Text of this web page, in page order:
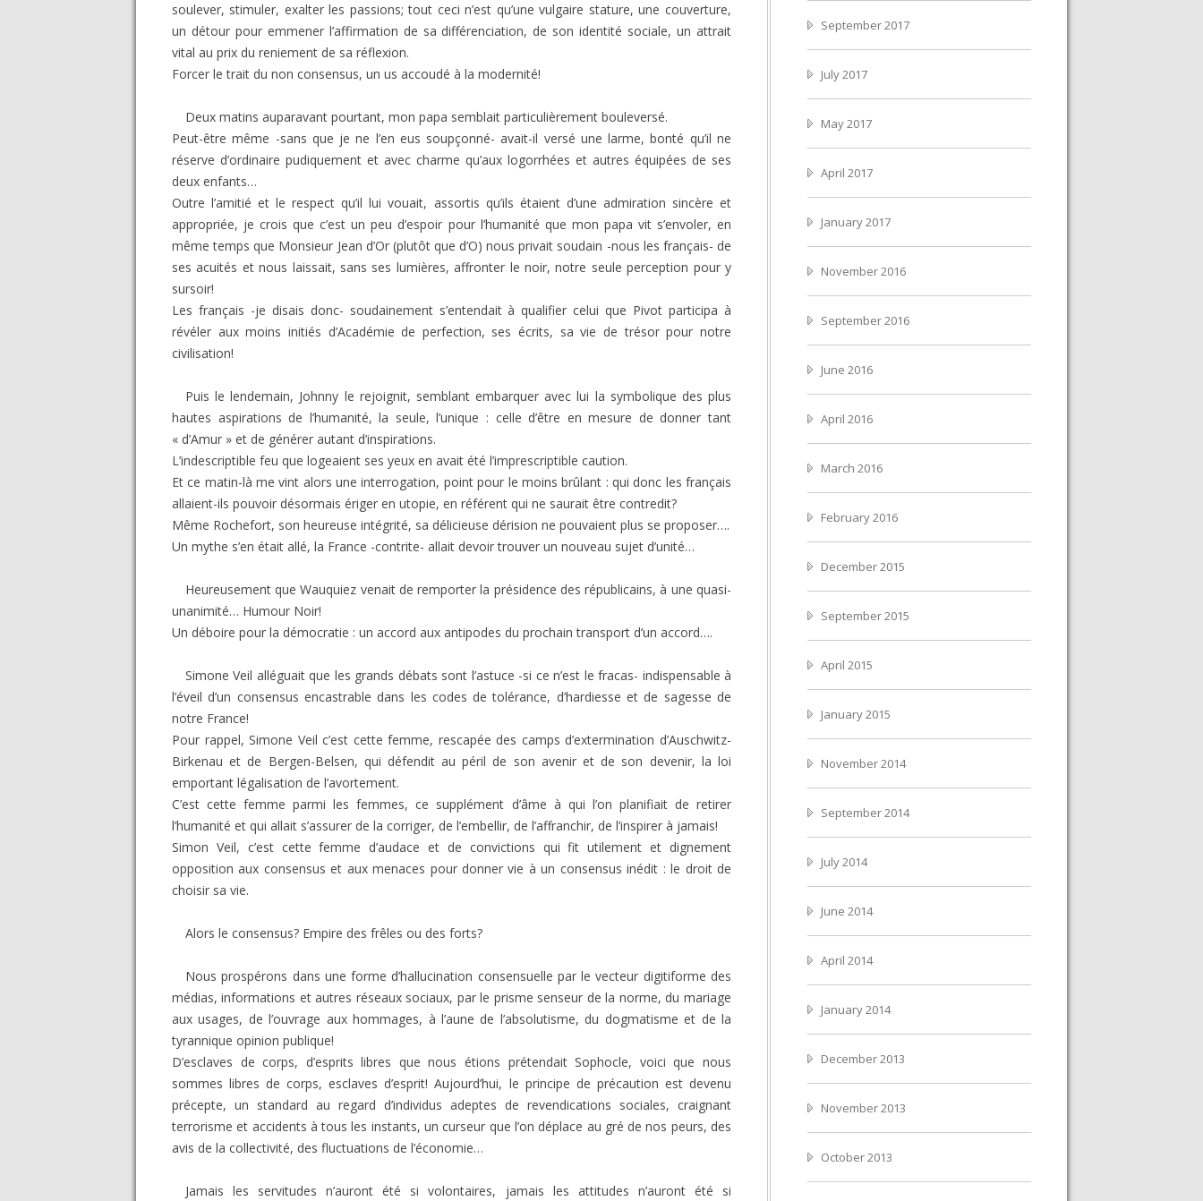
soulever, stimuler, exalter les passions; tout ceci n’est qu’une vulgaire stature, une couverture,
un détour pour emmener l’affirmation de sa différenciation, de son identité sociale, un attrait
vital au prix du reniement de sa réflexion.
Forcer le trait du non consensus, un us accoudé à la modernité!
Deux matins auparavant pourtant, mon papa semblait particulièrement bouleversé.
Peut-être même -sans que je ne l’en eus soupçonné- avait-il versé une larme, bonté qu’il ne
réserve d’ordinaire pudiquement et avec charme qu’aux logorrhées et autres équipées de ses
deux enfants…
Outre l’amitié et le respect qu’il lui vouait, assortis qu’ils étaient d’une admiration sincère et
appropriée, je crois que c’est un peu d’espoir pour l’humanité que mon papa vit s’envoler, en
même temps que Monsieur Jean d’Or (plutôt que d’O) nous privait soudain -nous les français- de
ses acuités et nous laissait, sans ses lumières, affronter le noir, notre seule perception pour y
sursoir!
Les français -je disais donc- soudainement s’entendait à qualifier celui que Pivot participa à
révéler aux moins initiés d’Académie de perfection, ses écrits, sa vie de trésor pour notre
civilisation!
Puis le lendemain, Johnny le rejoignit, semblant embarquer avec lui la symbolique des plus
hautes aspirations de l’humanité, la seule, l’unique : celle d’être en mesure de donner tant
« d’Amur » et de générer autant d’inspirations.
L’indescriptible feu que logeaient ses yeux en avait été l’imprescriptible caution.
Et ce matin-là me vint alors une interrogation, point pour le moins brûlant : qui donc les français
allaient-ils pouvoir désormais ériger en utopie, en référent qui ne saurait être contredit?
Même Rochefort, son heureuse intégrité, sa délicieuse dérision ne pouvaient plus se proposer….
Un mythe s’en était allé, la France -contrite- allait devoir trouver un nouveau sujet d’unité…
Heureusement que Wauquiez venait de remporter la présidence des républicains, à une quasi-
unanimité… Humour Noir!
Un déboire pour la démocratie : un accord aux antipodes du prochain transport d’un accord….
Simone Veil alléguait que les grands débats sont l’astuce -si ce n’est le fracas- indispensable à
l’éveil d’un consensus encastrable dans les codes de tolérance, d’hardiesse et de sagesse de
notre France!
Pour rappel, Simone Veil c’est cette femme, rescapée des camps d’extermination d’Auschwitz-
Birkenau et de Bergen-Belsen, qui défendit au péril de son avenir et de son devenir, la loi
emportant légalisation de l’avortement.
C’est cette femme parmi les femmes, ce supplément d’âme à qui l’on planifiait de retirer
l’humanité et qui allait s’assurer de la corriger, de l’embellir, de l’affranchir, de l’inspirer à jamais!
Simon Veil, c’est cette femme d’audace et de convictions qui fit utilement et dignement
opposition aux consensus et aux menaces pour donner vie à un consensus inédit : le droit de
choisir sa vie.
Alors le consensus? Empire des frêles ou des forts?
Nous prospérons dans une forme d’hallucination consensuelle par le vecteur digitiforme des
médias, informations et autres réseaux sociaux, par le prisme senseur de la norme, du mariage
aux usages, de l’ouvrage aux hommages, à l’aune de l’absolutisme, du dogmatisme et de la
tyrannique opinion publique!
D’esclaves de corps, d’esprits libres que nous étions prétendait Sophocle, voici que nous
sommes libres de corps, esclaves d’esprit! Aujourd’hui, le principe de précaution est devenu
précepte, un standard au regard d’individus adeptes de revendications sociales, craignant
terrorisme et accidents à tous les instants, un curseur que l’on déplace au gré de nos peurs, des
avis de la collectivité, des fluctuations de l’économie…
Jamais les servitudes n’auront été si volontaires, jamais les attitudes n’auront été si
September 2017
July 2017
May 2017
April 2017
January 2017
November 2016
September 2016
June 2016
April 2016
March 2016
February 2016
December 2015
September 2015
April 2015
January 2015
November 2014
September 2014
July 2014
June 2014
April 2014
January 2014
December 2013
November 2013
October 2013